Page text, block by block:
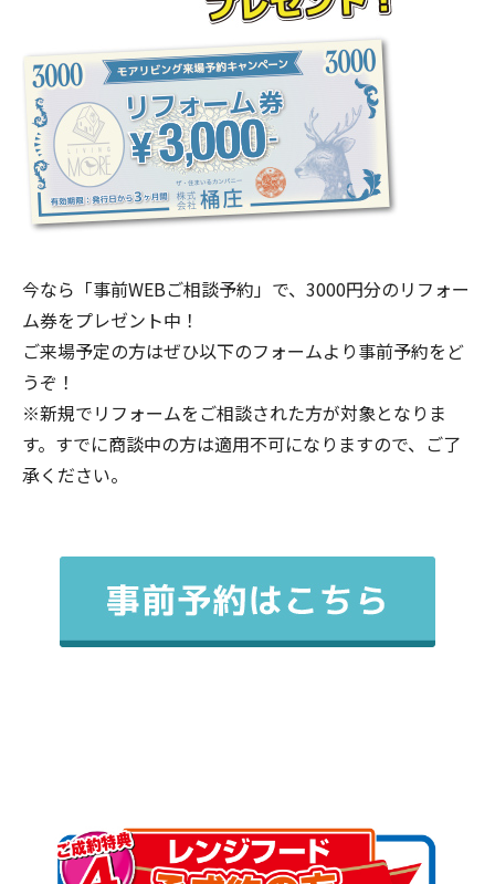
今なら「事前WEBご相談予約」で、3000円分のリフォー
ム券をプレゼント中！
ご来場予定の方はぜひ以下のフォームより事前予約をど
うぞ！
※新規でリフォームをご相談された方が対象となりま
す。すでに商談中の方は適用不可になりますので、ご了
承ください。